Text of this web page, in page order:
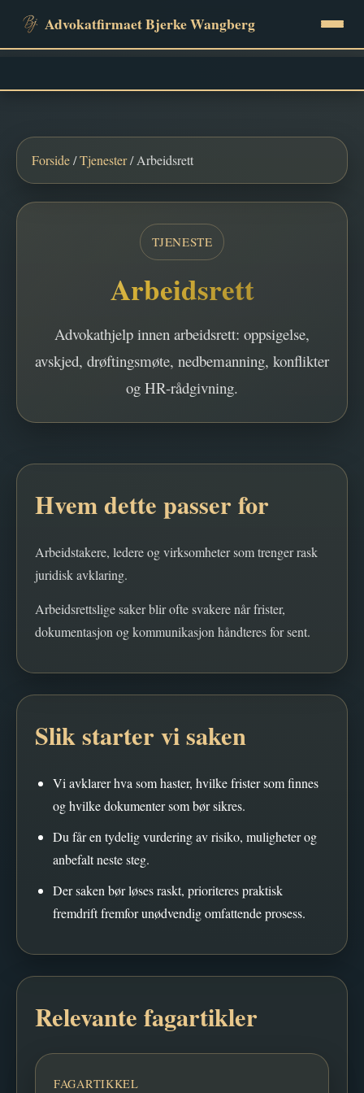
Advokatfirmaet Bjerke Wangberg
Tjenester
Gratis saksvurdering
Forside/Tjenester/ Arbeidsrett
TJENESTE
Arbeidsrett
Advokathjelp innen arbeidsrett: oppsigelse,
avskjed, drøftingsmøte, nedbemanning, konflikter
og HR-rådgivning.
Hvem dette passer for
Arbeidstakere, ledere og virksomheter som trenger rask
juridisk avklaring.
Arbeidsrettslige saker blir ofte svakere når frister,
dokumentasjon og kommunikasjon håndteres for sent.
Slik starter vi saken
Vi avklarer hva som haster, hvilke frister som finnes
og hvilke dokumenter som bør sikres.
Du får en tydelig vurdering av risiko, muligheter og
anbefalt neste steg.
Der saken bør løses raskt, prioriteres praktisk
fremdrift fremfor unødvendig omfattende prosess.
Relevante fagartikler
FAGARTIKKEL